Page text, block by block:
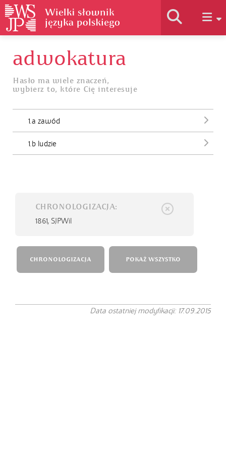
Historia słownika
Jak korzystać
adwokatura
Hasło ma wiele znaczeń,
wybierz to, które Cię interesuje
1.a zawód
1.b ludzie
CHRONOLOGIZACJA:
1861, SJPWil
CHRONOLOGIZACJA POKAŻ WSZYSTKO
Data ostatniej modyfikacji: 17.09.2015